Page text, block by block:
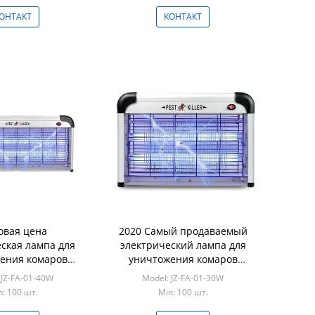
КОНТАКТ
цена
лампа для
комаров
трубка для
комаров с УФ-
FA-01-40W
100 шт.
2020 Самый продаваемый
электрический лампа для
уничтожения комаров
Нетоксичная лампа для
уничтожения комаров с
Model: JZ-FA-01-30W
Min: 100 шт.